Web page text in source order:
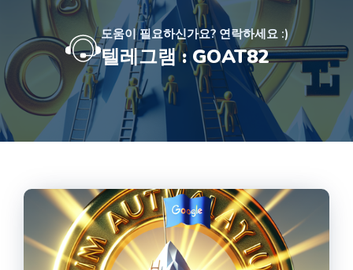
도움이 필요하신가요? 연락하세요 :)
텔레그램 : GOAT82